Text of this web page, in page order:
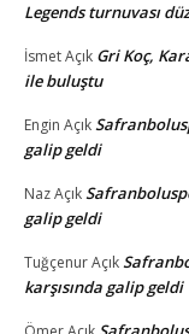
Legends turnuvası
İsmetAçık Gri Koç,
ile buluştu
Engin Açık
galip geldi
NazAçık
galip geldi
TuğçenurAçık
karşısında galip geldi